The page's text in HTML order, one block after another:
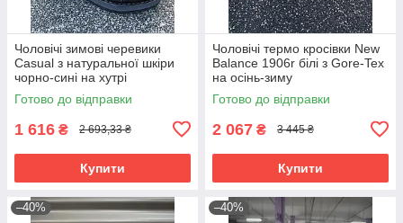
Чоловічі зимові черевики
Casual з натуральної шкіри
чорно-сині на хутрі
Готово до відправки
1 616 ₴ 2 693,33 ₴
Купити
Чоловічі термо кросівки New
Balance 1906r білі з Gore-Tex
на осінь-зиму
Готово до відправки
2 067 ₴ 3 445 ₴
Купити
–40% –40%